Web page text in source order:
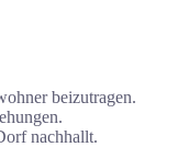
beizutragen.
nachhallt.